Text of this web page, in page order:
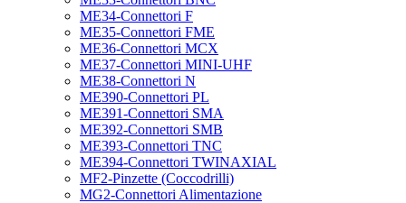
ME34-Connettori F
ME35-Connettori FME
ME36-Connettori MCX
ME37-Connettori MINI-UHF
ME38-Connettori N
ME390-Connettori PL
ME391-Connettori SMA
ME392-Connettori SMB
ME393-Connettori TNC
ME394-Connettori TWINAXIAL
MF2-Pinzette (Coccodrilli)
MG2-Connettori Alimentazione